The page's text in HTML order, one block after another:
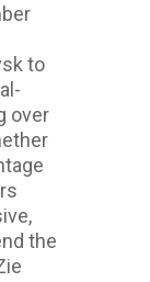
to
over
the